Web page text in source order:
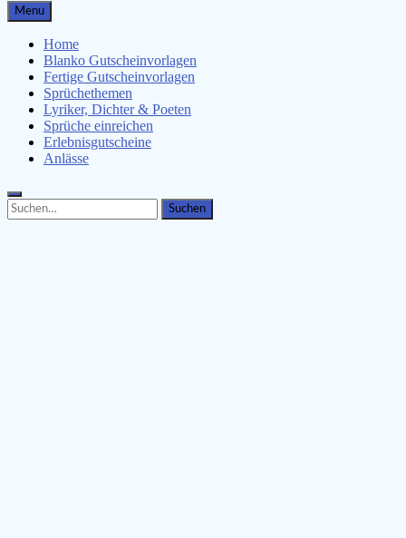
Gutscheinspruch.de
Gutscheinsprüche & Gutscheinvorlagen finden
Menu
Home
Blanko Gutscheinvorlagen
Fertige Gutscheinvorlagen
Sprüchethemen
Lyriker, Dichter & Poeten
Sprüche einreichen
Erlebnisgutscheine
Anlässe
Search
for:
Search